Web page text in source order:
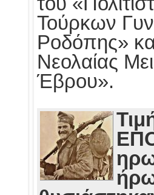
Τούρκων
Ροδόπης»
Νεολαίας
Έβρου».